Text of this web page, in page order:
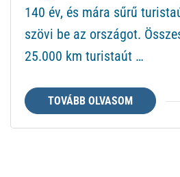
140 év, és mára sűrű
szövi be az országot.
25.000 km turistaút …
TOVÁBB OLVASOM